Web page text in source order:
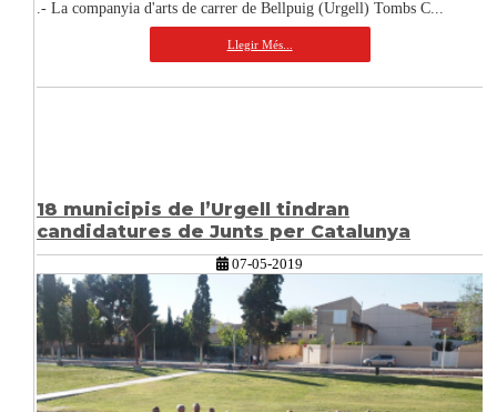
.- La companyia d'arts de carrer de Bellpuig (Urgell) Tombs C...
Llegir Més...
18 municipis de l’Urgell tindran
candidatures de Junts per Catalunya
07-05-2019